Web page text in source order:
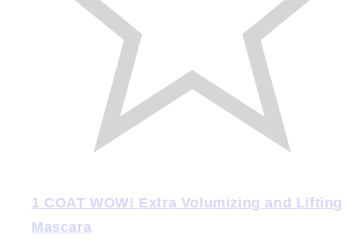
1 COAT WOW! Extra Volumizing and Lifting
Mascara